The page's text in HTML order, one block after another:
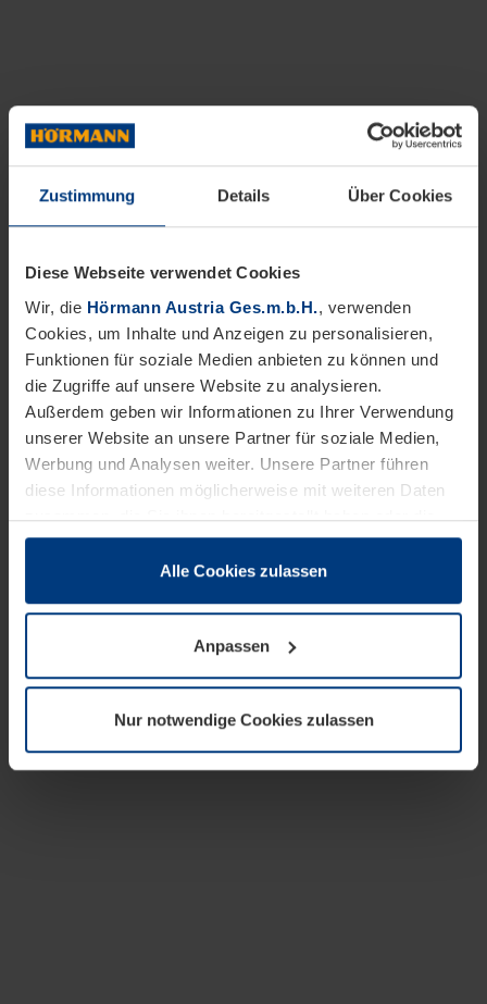
Zustimmung Details Über Cookies
Diese Webseite verwendet Cookies
Wir, die Hörmann Austria Ges.m.b.H., verwenden
Cookies, um Inhalte und Anzeigen zu personalisieren,
Funktionen für soziale Medien anbieten zu können und
die Zugriffe auf unsere Website zu analysieren.
Außerdem geben wir Informationen zu Ihrer Verwendung
unserer Website an unsere Partner für soziale Medien,
Werbung und Analysen weiter. Unsere Partner führen
diese Informationen möglicherweise mit weiteren Daten
zusammen, die Sie ihnen bereitgestellt haben oder die
sie im Rahmen Ihrer Nutzung der Dienste gesammelt
wenn diese für den Betrieb dieser Seite unbedingt
notwendig sind. Für alle anderen Cookie-Typen benötigen
wir Ihre Erlaubnis. Ihre Einwilligung können Sie jederzeit
Datenschutzerklärungunserer Website ändern oder
widerrufen.
Alle Cookies zulassen
Anpassen
Nur notwendige Cookies zulassen